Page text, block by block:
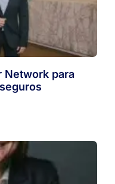
Network para